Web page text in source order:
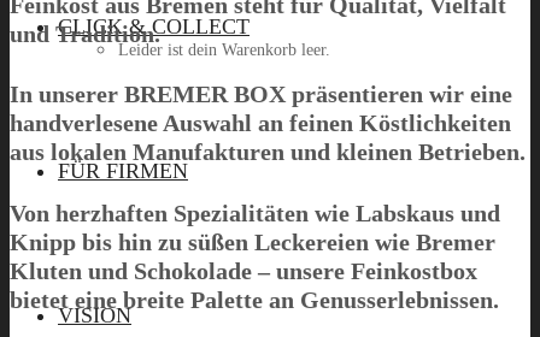
CLICK & COLLECT
FÜR FIRMEN
VISION
Leider ist dein Warenkorb leer.
Menü
und Tradition.
In unserer BREMER BOX präsentieren wir eine
handverlesene Auswahl an feinen Köstlichkeiten
aus lokalen Manufakturen und kleinen Betrieben.
Von herzhaften Spezialitäten wie Labskaus und
Knipp bis hin zu süßen Leckereien wie Bremer
Kluten und Schokolade – unsere Feinkostbox
bietet eine breite Palette an Genusserlebnissen.